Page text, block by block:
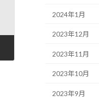
2024年1月
2023年12月
2023年11月
2023年10月
2023年9月